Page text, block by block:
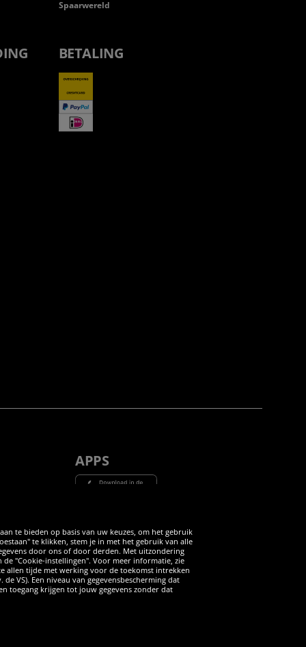
Spaarwereld
BETALING
APPS
te bieden op basis van uw keuzes, om het gebruik
te klikken, stem je in met het gebruik van alle
door ons of door derden. Met uitzondering
"Cookie-instellingen". Voor meer informatie, zie
allen tijde met werking voor de toekomst intrekken
VS). Een niveau van gegevensbescherming dat
toegang krijgen tot jouw gegevens zonder dat